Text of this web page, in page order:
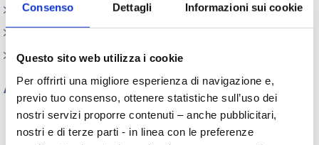
Consenso Dettagli Informazioni sui cookie
Questo sito web utilizza i cookie
Per offrirti una migliore esperienza di navigazione e,
previo tuo consenso, ottenere statistiche sull’uso dei
nostri servizi proporre contenuti – anche pubblicitari,
nostri e di terze parti - in linea con le preferenze
Consumer trends
Precedenti pubblicazioni
Indagini tematiche
Archivio
Tutti gli anni
2026 2025 2024
2023